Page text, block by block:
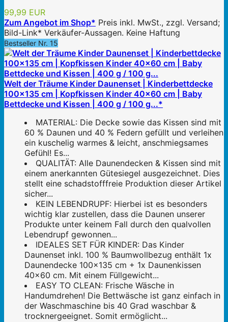
99,99 EUR
Zum Angebot im Shop* Preis inkl. MwSt., zzgl. Versand;
Bild-Link* Verkäufer-Aussagen. Keine Haftung
Bestseller Nr. 15
Welt der Träume Kinder Daunenset | Kinderbettdecke
100x135 cm | Kopfkissen Kinder 40x60 cm | Baby
Bettdecke und Kissen | 400 g / 100 g...*
MATERIAL: Die Decke sowie das Kissen sind mit
60 % Daunen und 40 % Federn gefüllt und verleihen
ein kuschelig warmes & leicht, anschmiegsames
Gefühl! Es...
QUALITÄT: Alle Daunendecken & Kissen sind mit
einem anerkannten Gütesiegel ausgezeichnet. Dies
stellt eine schadstofffreie Produktion dieser Artikel
sicher...
KEIN LEBENDRUPF: Hierbei ist es besonders
wichtig klar zustellen, dass die Daunen unserer
Produkte unter keinem Fall durch den qualvollen
Lebendrupf gewonnen...
IDEALES SET FÜR KINDER: Das Kinder
Daunenset inkl. 100 % Baumwollbezug enthält 1x
Daunendecke 100x135 cm + 1x Daunenkissen
40x60 cm. Mit einem Füllgewicht...
EASY TO CLEAN: Frische Wäsche in
Handumdrehen! Die Bettwäsche ist ganz einfach in
der Waschmaschine bis 40 Grad waschbar &
trocknergeeignet. Somit ermöglicht...